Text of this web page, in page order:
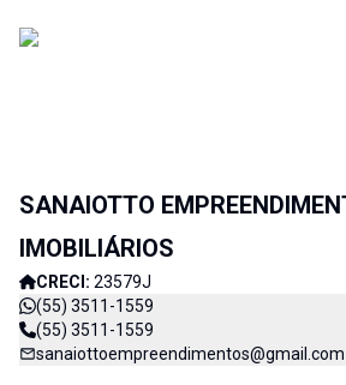
SANAIOTTO
IMOBILIÁRIOS
CRECI: 23579J
(55) 3511-1559
(55) 3511-1559
sanaiottoempreendimentos@gmail.com